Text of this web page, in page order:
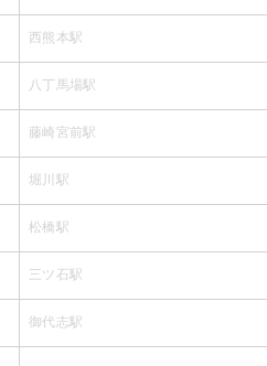
西熊本駅
八丁馬場駅
藤崎宮前駅
堀川駅
松橋駅
三ツ石駅
御代志駅